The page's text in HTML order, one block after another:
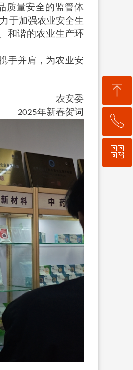
质量安全的监管体
于加强农业安全生
和谐的农业生产环
手并肩，为农业安
农安委
2025年新春贺词
ꁸ
回到顶部
ꂅ
010-67129081
ꀥ